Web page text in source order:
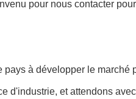
pour nous contacter
à développer le marché
d'industrie, et attendons